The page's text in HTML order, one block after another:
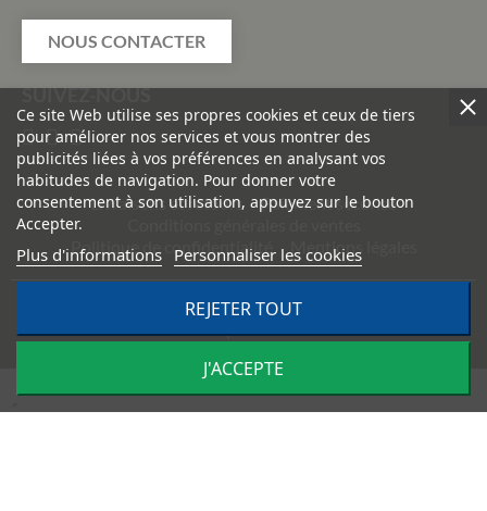
NOUS CONTACTER
SUIVEZ-NOUS
Livraisons et retours
Paiement sécurisé
Politique de confidentialité
Mentions légales
TRACTO PIÈCES - Conception & réalisation :
Impulsion
Ce site Web utilise ses propres cookies et ceux de tiers
pour améliorer nos services et vous montrer des
publicités liées à vos préférences en analysant vos
habitudes de navigation. Pour donner votre
consentement à son utilisation, appuyez sur le bouton
Accepter.
Plus d'informations Personnaliser les cookies
REJETER TOUT
J'ACCEPTE